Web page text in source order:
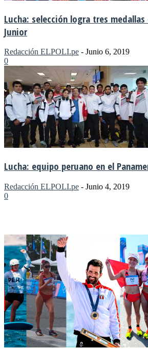
Lucha: selección logra tres medallas
Junior
Redacción ELPOLI.pe - Junio 6, 2019
0
Lucha: equipo peruano en el
Redacción ELPOLI.pe - Junio 4, 2019
0